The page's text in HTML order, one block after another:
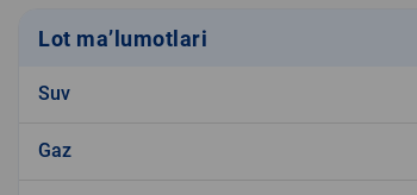
Lot ma’lumotlari
Suv
Gaz